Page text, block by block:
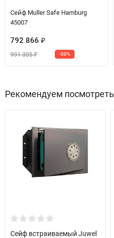
Сейф Muller Safe Hamburg
45007
792 866 ₽
991 305₽ -20%
Рекомендуем посмотреть
Сейф встраиваемый Juwel